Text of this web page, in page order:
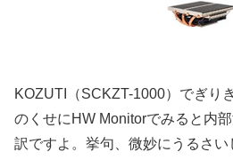
KOZUTI（SCKZT-1000）でぎり
のくせにHW Monitorでみると内
訳ですよ。挙句、微妙にうるさい